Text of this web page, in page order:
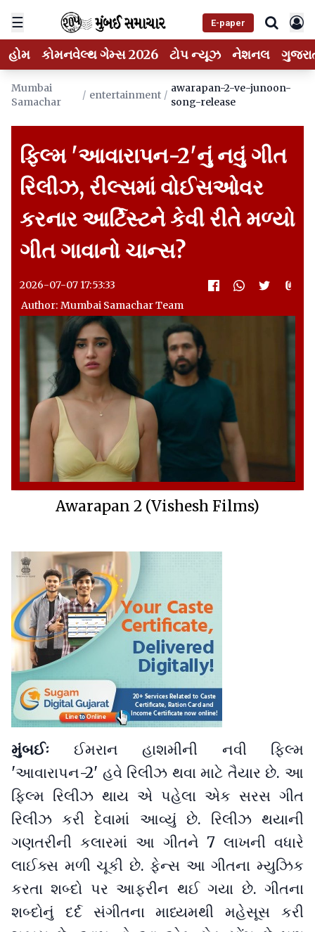
☰ E-paper
હોમ કોમનવેલ્થ ગેમ્સ 2026 ટોપ ન્યૂઝ નેશનલ
Mumbai
Samachar
/ entertainment /
awarapan-2-ve-junoon-
song-release
ફિલ્મ 'આવારાપન-2'નું નવું ગીત
રિલીઝ, રીલ્સમાં વોઈસઓવર
કરનાર આર્ટિસ્ટને કેવી રીતે મળ્યો
ગીત ગાવાનો ચાન્સ?
2026-07-07 17:53:33
Author: Mumbai Samachar Team
Awarapan 2 (Vishesh Films)
મુંબઈઃ ઈમરાન હાશમીની નવી ફિલ્મ
'આવારાપન-2' હવે રિલીઝ થવા માટે તૈયાર છે. આ
ફિલ્મ રિલીઝ થાય એ પહેલા એક સરસ ગીત
રિલીઝ કરી દેવામાં આવ્યું છે. રિલીઝ થયાની
ગણતરીની કલારમાં આ ગીતને 7 લાખની વધારે
લાઈક્સ મળી ચૂકી છે. ફેન્સ આ ગીતના મ્યુઝિક
કરતા શબ્દો પર આફરીન થઈ ગયા છે. ગીતના
શબ્દોનું દર્દ સંગીતના માધ્યમથી મહેસૂસ કરી